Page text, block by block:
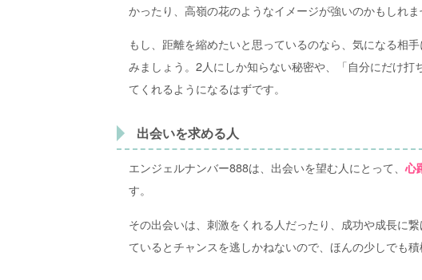
かったり、高嶺の花のようなイメージが強いのかもしれま
もし、距離を縮めたいと思っているのなら、気になる相
みましょう。2人にしか知らない秘密や、「自分にだけ
てくれるようになるはずです。
出会いを求める人
エンジェルナンバー888は、出会いを望む人にとって、心
す。
その出会いは、刺激をくれる人だったり、成功や成長に
ているとチャンスを逃しかねないので、ほんの少しでも積